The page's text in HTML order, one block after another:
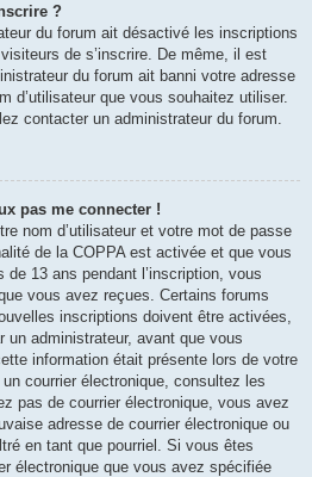
?
du forum ait désactivé les inscriptions
de s’inscrire. De même, il est
du forum ait banni votre adresse
d’utilisateur que vous souhaitez utiliser.
contacter un administrateur du forum.
pas me connecter !
nom d’utilisateur et votre mot de passe
de la COPPA est activée et que vous
13 ans pendant l’inscription, vous
vous avez reçues. Certains forums
inscriptions doivent être activées,
un administrateur, avant que vous
information était présente lors de votre
courrier électronique, consultez les
pas de courrier électronique, vous avez
adresse de courrier électronique ou
en tant que pourriel. Si vous êtes
électronique que vous avez spécifiée